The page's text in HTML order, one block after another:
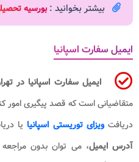
بیشتر بخوانید : بورسیه
ایمیل سفارت اسپانیا
ایمیل سفارت اسپانیا در
متقاضیانی است که قصد پیگیری امور
دریافتویزای توریستی اسپانیا یا
آدرس ایمیل، می توان بدون